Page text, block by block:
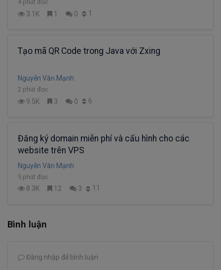
4 phút đọc
3.1K 1 0 1
Tạo mã QR Code trong Java với Zxing
Nguyễn Văn Mạnh
2 phút đọc
9.5K 3 0 6
Đăng ký domain miễn phí và cấu hình cho các
website trên VPS
Nguyễn Văn Mạnh
5 phút đọc
8.3K 12 3 11
Bình luận
Đăng nhập để bình luận